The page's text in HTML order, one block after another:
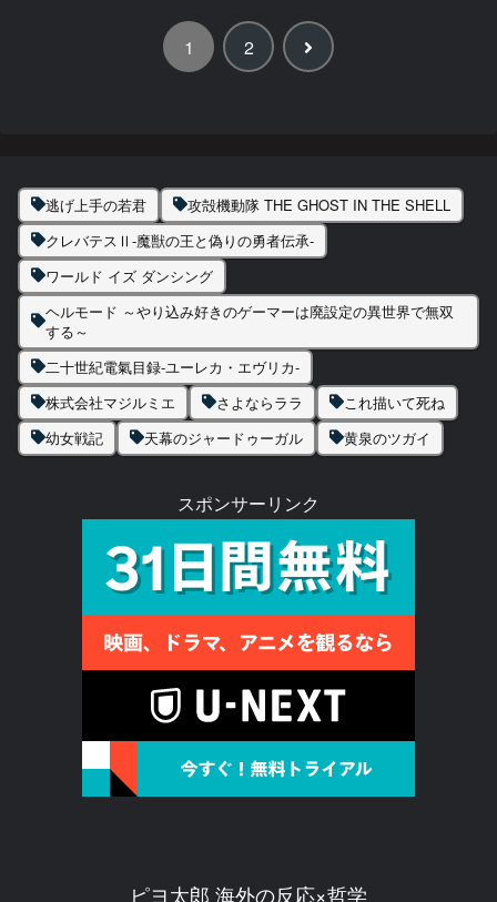
1 2
次
逃げ上手の若君
攻殻機動隊 THE GHOST IN THE SHELL
クレバテスⅡ-魔獣の王と偽りの勇者伝承-
ワールド イズ ダンシング
ヘルモード ～やり込み好きのゲーマーは廃設定の異世界で無双
する～
二十世紀電氣目録-ユーレカ・エヴリカ-
株式会社マジルミエ
さよならララ
これ描いて死ね
幼女戦記
天幕のジャードゥーガル 黄泉のツガイ
スポンサーリンク
ピヨ太郎 海外の反応×哲学